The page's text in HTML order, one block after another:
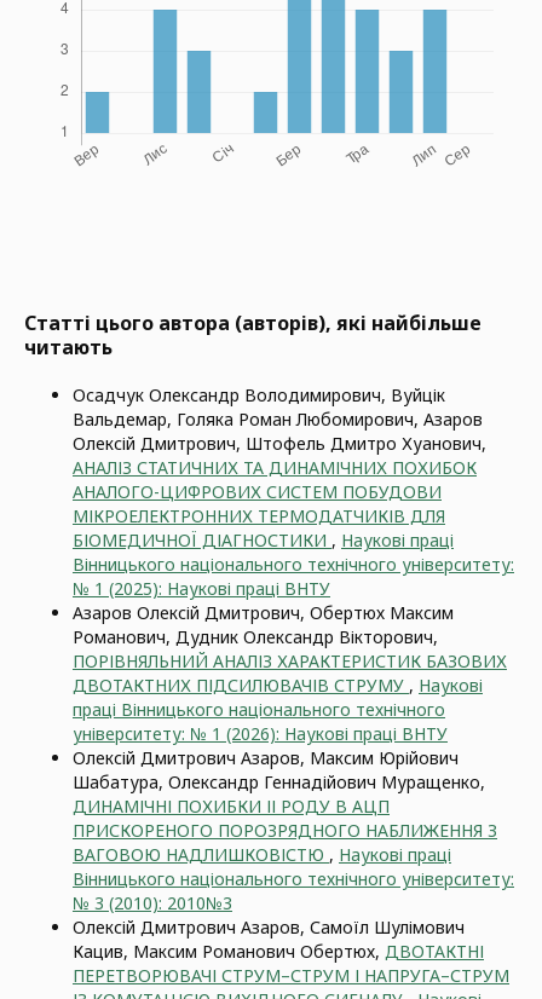
Статті цього автора (авторів), які найбільше
читають
Осадчук Олександр Володимирович, Вуйцік
Вальдемар, Голяка Роман Любомирович, Азаров
Олексій Дмитрович, Штофель Дмитро Хуанович,
АНАЛІЗ СТАТИЧНИХ ТА ДИНАМІЧНИХ ПОХИБОК
АНАЛОГО-ЦИФРОВИХ СИСТЕМ ПОБУДОВИ
МІКРОЕЛЕКТРОННИХ ТЕРМОДАТЧИКІВ ДЛЯ
БІОМЕДИЧНОЇ ДІАГНОСТИКИ , Наукові праці
Вінницького національного технічного університету:
№ 1 (2025): Наукові праці ВНТУ
Азаров Олексій Дмитрович, Обертюх Максим
Романович, Дудник Олександр Вікторович,
ПОРІВНЯЛЬНИЙ АНАЛІЗ ХАРАКТЕРИСТИК БАЗОВИХ
ДВОТАКТНИХ ПІДСИЛЮВАЧІВ СТРУМУ , Наукові
праці Вінницького національного технічного
університету: № 1 (2026): Наукові праці ВНТУ
Олексій Дмитрович Азаров, Максим Юрійович
Шабатура, Олександр Геннадійович Муращенко,
ДИНАМІЧНІ ПОХИБКИ ІІ РОДУ В АЦП
ПРИСКОРЕНОГО ПОРОЗРЯДНОГО НАБЛИЖЕННЯ З
ВАГОВОЮ НАДЛИШКОВІСТЮ , Наукові праці
Вінницького національного технічного університету:
№ 3 (2010): 2010№3
Олексій Дмитрович Азаров, Самоїл Шулімович
Кацив, Максим Романович Обертюх, ДВОТАКТНІ
ПЕРЕТВОРЮВАЧІ СТРУМ–СТРУМ І НАПРУГА–СТРУМ